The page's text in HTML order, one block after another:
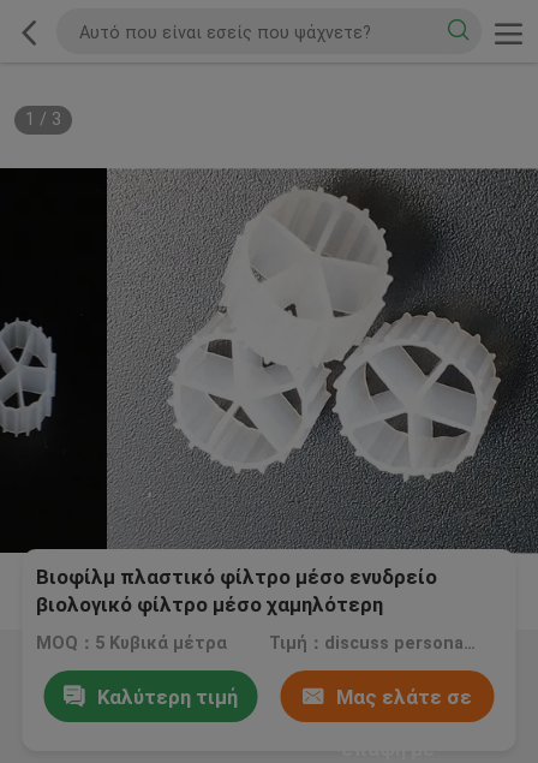
1 / 3
Βιοφίλμ πλαστικό φίλτρο μέσο ενυδρείο
βιολογικό φίλτρο μέσο χαμηλότερη
κατανάλωση ενέργειας
MOQ：5 Κυβικά μέτρα Τιμή：discuss personally
Καλύτερη τιμή Μας ελάτε σε